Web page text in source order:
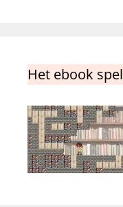
Het ebook spel